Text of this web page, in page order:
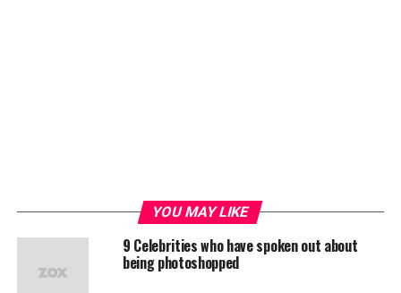
YOU MAY LIKE
9 Celebrities who have spoken out about
being photoshopped